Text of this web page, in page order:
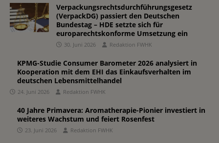
Verpackungsrechtsdurchführungsgesetz
(VerpackDG) passiert den Deutschen
Bundestag – HDE setzte sich für
europarechtskonforme Umsetzung ein
30. Juni 2026 Redaktion FWHK
KPMG-Studie Consumer Barometer 2026 analysiert in
Kooperation mit dem EHI das Einkaufsverhalten im
deutschen Lebensmittelhandel
24. Juni 2026 Redaktion FWHK
40 Jahre Primavera: Aromatherapie-Pionier investiert in
weiteres Wachstum und feiert Rosenfest
23. Juni 2026 Redaktion FWHK